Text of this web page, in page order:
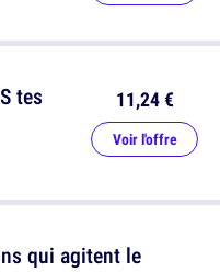
qui agitent le
tes
11,24 €
Voir l'offre